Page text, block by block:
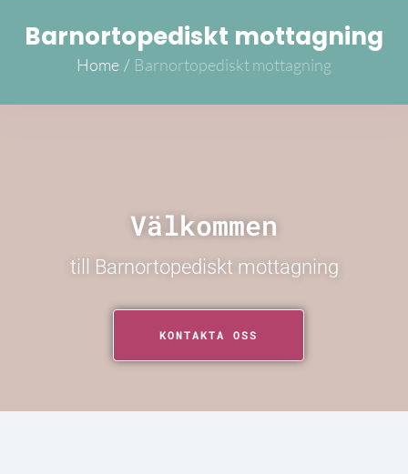
Barnortopediskt mottagning
Home / Barnortopediskt mottagning
Välkommen
till Barnortopediskt mottagning
KONTAKTA OSS